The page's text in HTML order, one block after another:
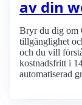
av din
Bryr du dig om
tillgänglighet
och du vill
kostnadsfritt i
automatiserad